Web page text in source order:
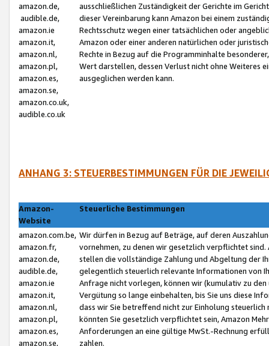
amazon.de,
audible.de,
amazon.ie
amazon.it,
amazon.nl,
amazon.pl,
amazon.es,
amazon.se,
amazon.co.uk,
audible.co.uk
ausschließlichen Zuständigkeit der Gerichte im
dieser Vereinbarung kann Amazon bei einem
Rechtsschutz wegen einer tatsächlichen oder
Amazon oder einer anderen natürlichen oder
Rechte in Bezug auf die Programminhalte
Wert darstellen, dessen Verlust nicht ohne Weiteres
ausgeglichen werden kann.
ANHANG 3: STEUERBESTIMMUNGEN FÜR DIE
Amazon-
Website
Steuerliche Bestimmungen
amazon.com.be,
amazon.fr,
amazon.de,
audible.de,
amazon.ie
amazon.it,
amazon.nl,
amazon.pl,
amazon.es,
amazon.se,
Wir dürfen in Bezug auf Beträge, auf deren
vornehmen, zu denen wir gesetzlich verpflichtet
stellen die vollständige Zahlung und Abgeltung der
gelegentlich steuerlich relevante Informationen von
Anfrage nicht vorlegen, können wir (kumulativ zu
Vergütung so lange einbehalten, bis Sie uns diese
dass wir Sie betreffend nicht zur Einholung
könnten Sie gesetzlich verpflichtet sein, Amazon
Anforderungen an eine gültige MwSt.-Rechnung
zahlen.